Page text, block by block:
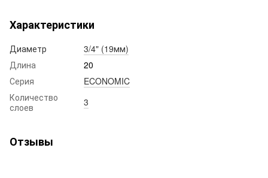
Характеристики
Диаметр
3/4" (19мм)
Длина
20
Серия
ECONOMIC
Количество
слоев
3
Отзывы